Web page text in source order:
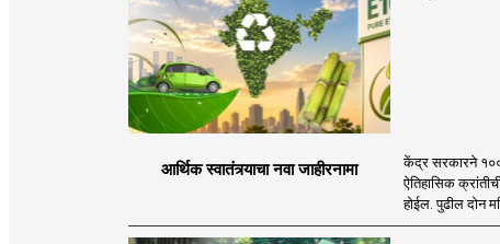
आर्थिक स्वातंत्र्याचा नवा जाहीरनामा
केंद्र सरकारने १००
ऐतिहासिक
होईल. पुढील दोन